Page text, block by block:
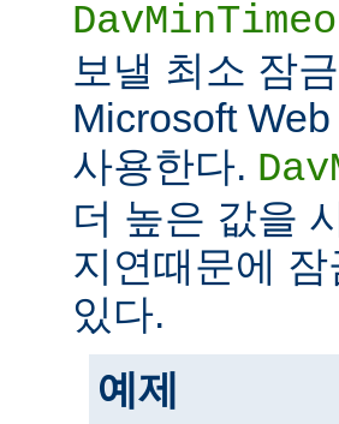
보낼 최소 잠
Microsoft
사용한다.
더 높은 값을
지연때문에
있다.
예제